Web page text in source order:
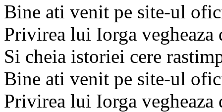
Bine ati venit pe site-ul
Privirea lui Iorga
Si cheia istoriei cere
Bine ati venit pe site-ul
Privirea lui Iorga